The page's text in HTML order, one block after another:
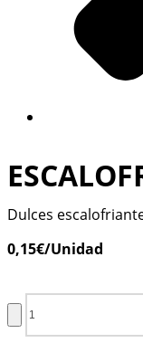
Dulces
0,15€/Unidad